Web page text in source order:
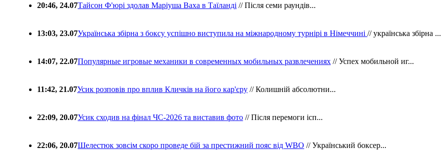
20:46, 24.07Тайсон Ф'юрі здолав Маріуша Ваха в Таїланді // Після семи раундів...
13:03, 23.07Українська збірна з боксу успішно виступила на міжнародному турнірі в Німеччині // українська збірна ...
14:07, 22.07Популярные игровые механики в современных мобильных развлечениях // Успех мобильной иг...
11:42, 21.07Усик розповів про вплив Кличків на його кар'єру // Колишній абсолютни...
22:09, 20.07Усик сходив на фінал ЧС-2026 та виставив фото // Після перемоги ісп...
22:06, 20.07Шелестюк зовсім скоро проведе бій за престижний пояс від WBO // Український боксер...